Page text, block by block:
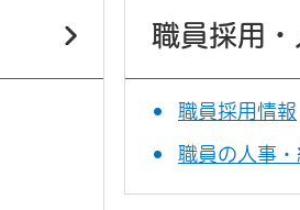
職員採用
職員採用情報
職員の人事